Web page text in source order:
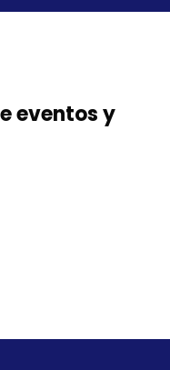
eventos y